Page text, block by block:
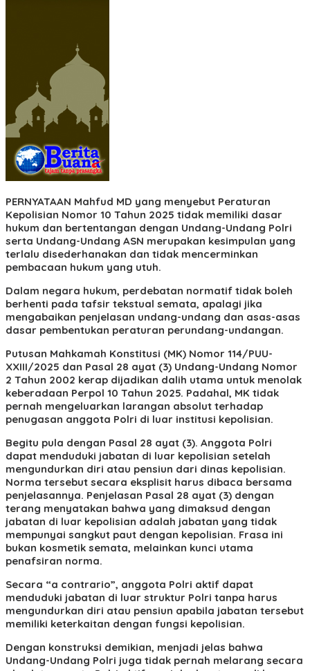
PERNYATAAN Mahfud MD yang menyebut Peraturan
Kepolisian Nomor 10 Tahun 2025 tidak memiliki dasar
hukum dan bertentangan dengan Undang-Undang Polri
serta Undang-Undang ASN merupakan kesimpulan yang
terlalu disederhanakan dan tidak mencerminkan
pembacaan hukum yang utuh.
Dalam negara hukum, perdebatan normatif tidak boleh
berhenti pada tafsir tekstual semata, apalagi jika
mengabaikan penjelasan undang-undang dan asas-asas
dasar pembentukan peraturan perundang-undangan.
Putusan Mahkamah Konstitusi (MK) Nomor 114/PUU-
XXIII/2025 dan Pasal 28 ayat (3) Undang-Undang Nomor
2 Tahun 2002 kerap dijadikan dalih utama untuk menolak
keberadaan Perpol 10 Tahun 2025. Padahal, MK tidak
pernah mengeluarkan larangan absolut terhadap
penugasan anggota Polri di luar institusi kepolisian.
Begitu pula dengan Pasal 28 ayat (3). Anggota Polri
dapat menduduki jabatan di luar kepolisian setelah
mengundurkan diri atau pensiun dari dinas kepolisian.
Norma tersebut secara eksplisit harus dibaca bersama
penjelasannya. Penjelasan Pasal 28 ayat (3) dengan
terang menyatakan bahwa yang dimaksud dengan
jabatan di luar kepolisian adalah jabatan yang tidak
mempunyai sangkut paut dengan kepolisian. Frasa ini
bukan kosmetik semata, melainkan kunci utama
penafsiran norma.
Secara “a contrario”, anggota Polri aktif dapat
menduduki jabatan di luar struktur Polri tanpa harus
mengundurkan diri atau pensiun apabila jabatan tersebut
memiliki keterkaitan dengan fungsi kepolisian.
Dengan konstruksi demikian, menjadi jelas bahwa
Undang-Undang Polri juga tidak pernah melarang secara